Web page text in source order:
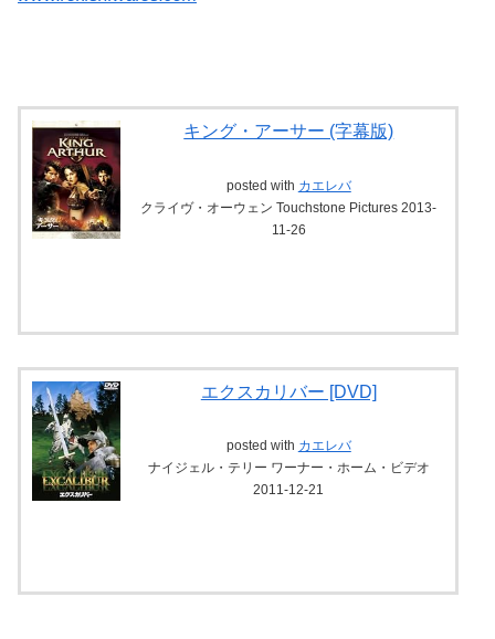
キング・アーサー (字幕版)
posted with カエレバ
クライヴ・オーウェン Touchstone Pictures 2013-
11-26
エクスカリバー [DVD]
posted with カエレバ
ナイジェル・テリー ワーナー・ホーム・ビデオ
2011-12-21